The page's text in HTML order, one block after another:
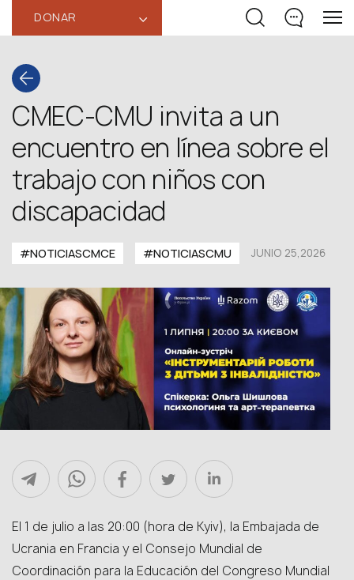
DONAR ‹
CMEC-CMU invita a un
encuentro en línea sobre el
trabajo con niños con
discapacidad
#NOTICIASCMCE #NOTICIASCMU JUNIO 25,2026
El 1 de julio a las 20:00 (hora de Kyiv), la Embajada de
Ucrania en Francia y el Consejo Mundial de
Coordinación para la Educación del Congreso Mundial